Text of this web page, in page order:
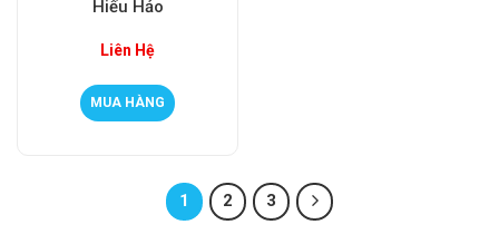
Hiếu Hảo
Liên Hệ
MUA HÀNG
1 2 3